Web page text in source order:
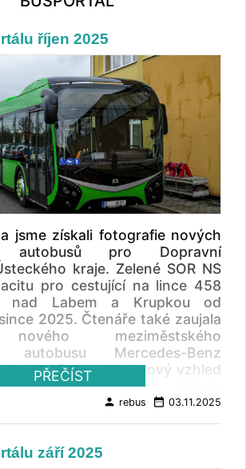
říjen 2025
jsme získali fotografie nových
autobusů pro Dopravní
kraje. Zelené SOR NS
pro cestující na lince 458
nad Labem a Krupkou od
2025. Čtenáře také zaujala
meziměstského
autobusu Mercedes-Benz
Busworld a nový vzhled
v Hradci Králové. Město
nový vizuální koncept, který
symbolů.
Ústeckého kraje Světová
PŘEČÍST
person rebus date_range 03.11.2025
září 2025